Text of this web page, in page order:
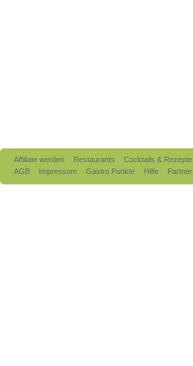
Affiliate werden Restaurants
Cocktails & Rezepte
AGB
Impressum Gastro Punkte Hilfe Partner